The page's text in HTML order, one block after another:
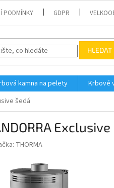
PODMÍNKY GDPR
HLEDAT
kamna na pelety Krbové
šedá
THORMA